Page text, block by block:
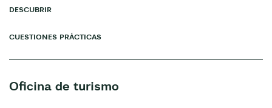
DESCUBRIR
CUESTIONES PRÁCTICAS
Oficina de turismo